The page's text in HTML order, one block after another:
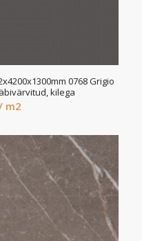
0768 Grigio
kilega
m2